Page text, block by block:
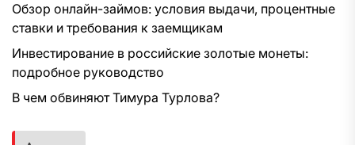
Обзор онлайн-займов: условия выдачи, процентные
ставки и требования к заемщикам
Инвестирование в российские золотые монеты:
подробное руководство
В чем обвиняют Тимура Турлова?